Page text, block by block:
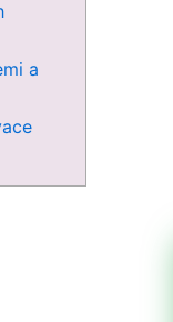
a